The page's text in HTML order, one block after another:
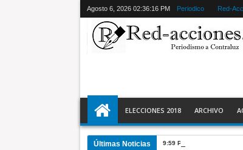
Agosto 6, 2026 02:36:18 PM Periodico Red-
ELECCIONES 2018 ARCHIVO
Últimas Noticias 9:59 PM